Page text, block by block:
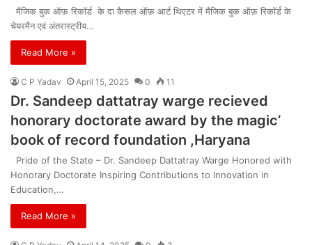
मैजिक बुक ऑफ़ रिकॉर्ड के दा कैसल ऑफ़ आर्ट थिएटर में मैजिक बुक ऑफ़ रिकॉर्ड के
चेयरमैन एवं अंतरास्ट्रीय…
Read More »
C P Yadav April 15, 2025 0 11
Dr. Sandeep dattatray warge recieved
honorary doctorate award by the magic’
book of record foundation ,Haryana
Pride of the State – Dr. Sandeep Dattatray Warge Honored with
Honorary Doctorate Inspiring Contributions to Innovation in
Education,…
Read More »